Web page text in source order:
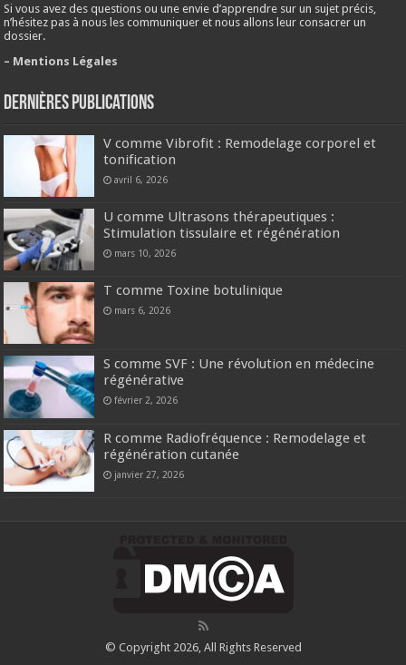
Si vous avez des questions ou une envie d’apprendre sur un sujet précis,
n’hésitez pas à nous les communiquer et nous allons leur consacrer un
dossier.
– Mentions Légales
Dernières publications
V comme Vibrofit : Remodelage corporel et
tonification
avril 6, 2026
U comme Ultrasons thérapeutiques :
Stimulation tissulaire et régénération
mars 10, 2026
T comme Toxine botulinique
mars 6, 2026
S comme SVF : Une révolution en médecine
régénérative
février 2, 2026
R comme Radiofréquence : Remodelage et
régénération cutanée
janvier 27, 2026
© Copyright 2026, All Rights Reserved